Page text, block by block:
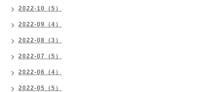
2022-10（5）
2022-09（4）
2022-08（3）
2022-07（5）
2022-06（4）
2022-05（5）